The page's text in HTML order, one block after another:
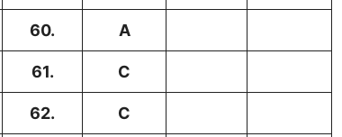
60. A
61. C
62. C